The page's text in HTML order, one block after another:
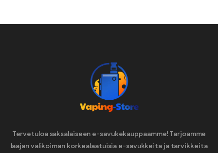
Tervetuloa saksalaiseen e-savukekauppaamme! Tarjoamme
laajan valikoiman korkealaatuisia e-savukkeita ja tarvikkeita